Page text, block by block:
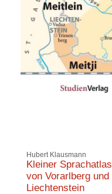
Hubert Klausmann
Kleiner Sprachatlas
von Vorarlberg und
Liechtenstein